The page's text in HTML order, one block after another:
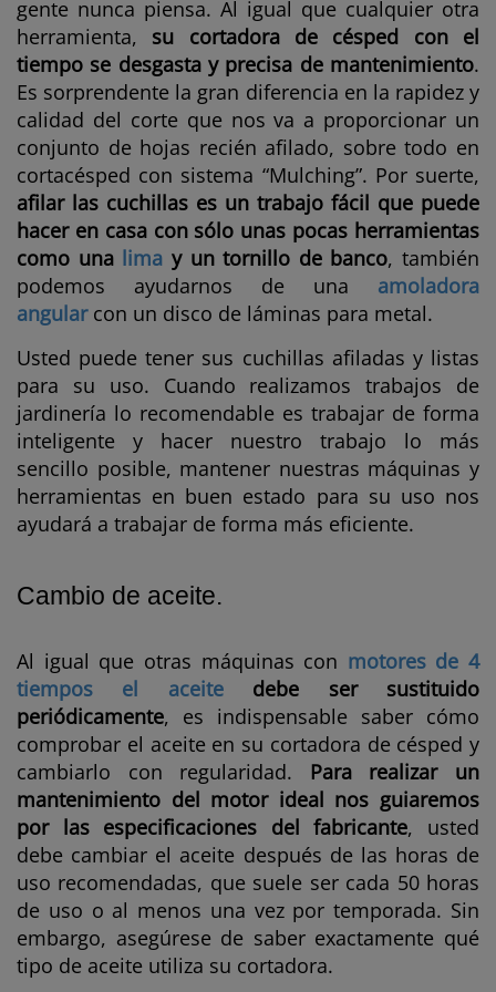
gente nunca piensa. Al igual que cualquier otra
herramienta, su cortadora de césped con el
tiempo se desgasta y precisa de mantenimiento.
Es sorprendente la gran diferencia en la rapidez y
calidad del corte que nos va a proporcionar un
conjunto de hojas recién afilado, sobre todo en
cortacésped con sistema “Mulching”. Por suerte,
afilar las cuchillas es un trabajo fácil que puede
hacer en casa con sólo unas pocas herramientas
como una lima y un tornillo de banco, también
podemos ayudarnos de una amoladora
angularcon un disco de láminas para metal.
Usted puede tener sus cuchillas afiladas y listas
para su uso. Cuando realizamos trabajos de
jardinería lo recomendable es trabajar de forma
inteligente y hacer nuestro trabajo lo más
sencillo posible, mantener nuestras máquinas y
herramientas en buen estado para su uso nos
ayudará a trabajar de forma más eficiente.
Cambio de aceite.
Al igual que otras máquinas con motores de 4
tiempos el aceitedebe ser sustituido
periódicamente, es indispensable saber cómo
comprobar el aceite en su cortadora de césped y
cambiarlo con regularidad. Para realizar un
mantenimiento del motor ideal nos guiaremos
por las especificaciones del fabricante, usted
debe cambiar el aceite después de las horas de
uso recomendadas, que suele ser cada 50 horas
de uso o al menos una vez por temporada. Sin
embargo, asegúrese de saber exactamente qué
tipo de aceite utiliza su cortadora.